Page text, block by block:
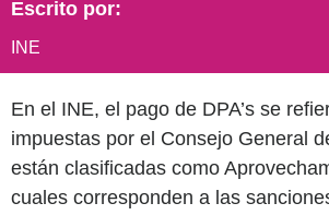
Escrito por:
INE
En el INE, el pago de DPA’s se
impuestas por el Consejo General
están clasificadas como
cuales corresponden a las